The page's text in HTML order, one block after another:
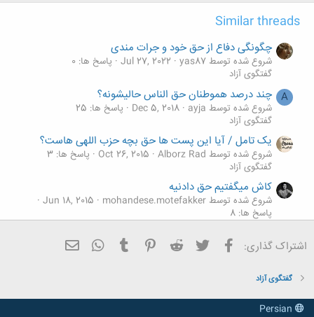
:
Similar threads
چگونگی دفاع از حق خود و جرات مندی
شروع شده توسط yas87 Jul 27, 2022 پاسخ ها: 0
گفتگوی آزاد
A چند درصد هموطنان حق الناس حالیشونه؟
شروع شده توسط ayja Dec 5, 2018
پاسخ ها: 25
گفتگوی آزاد
یک تامل / آیا این پست ها حق بچه حزب اللهی هاست؟
شروع شده توسط Alborz Rad Oct 26, 2015
پاسخ ها: 3
گفتگوی آزاد
کاش میگفتیم حق دادنیه
شروع شده توسط mohandese.motefakker
Jun 18, 2015
پاسخ ها: 8
اینبار شما جای خالی را پر کنید! «............... حق مسلم
شروع شده توسط Alborz Rad
گفتگوی آزاد
اشتراک گذاری: فیسبوک تویتر Reddit
Pinterest
Tumblr
WhatsApp
گفتگوی آزاد